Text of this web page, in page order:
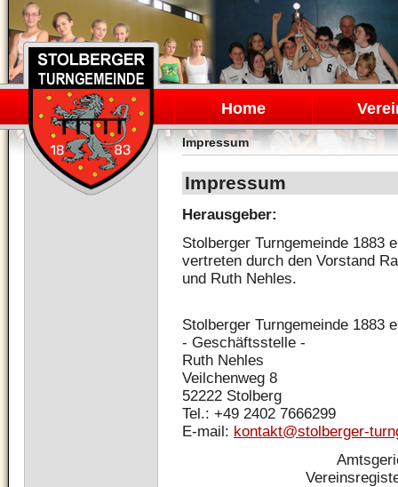
Navigation
überspringen
Home
Impressum
Impressum
Herausgeber:
Stolberger Turngemeinde 1883
vertreten durch den Vorstand
und Ruth Nehles.
Stolberger Turngemeinde 1883
- Geschäftsstelle -
Ruth Nehles
Veilchenweg 8
52222 Stolberg
Tel.: +49 2402 7666299
E-mail: kontakt@stolberger-